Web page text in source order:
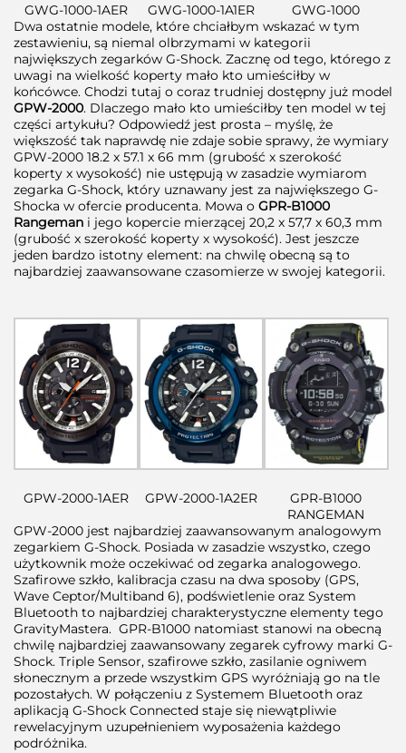
GWG-1000-1AER GWG-1000-1A1ER
GWG-1000
Dwa ostatnie modele, które chciałbym wskazać w tym
zestawieniu, są niemal olbrzymami w kategorii
największych zegarków G-Shock. Zacznę od tego, którego z
uwagi na wielkość koperty mało kto umieściłby w
końcówce. Chodzi tutaj o coraz trudniej dostępny już model
GPW-2000. Dlaczego mało kto umieściłby ten model w tej
części artykułu? Odpowiedź jest prosta – myślę, że
większość tak naprawdę nie zdaje sobie sprawy, że wymiary
GPW-2000 18.2 x 57.1 x 66 mm (grubość x szerokość
koperty x wysokość) nie ustępują w zasadzie wymiarom
zegarka G-Shock, który uznawany jest za największego G-
Shocka w ofercie producenta. Mowa o GPR-B1000
Rangeman i jego kopercie mierzącej 20,2 x 57,7 x 60,3 mm
(grubość x szerokość koperty x wysokość). Jest jeszcze
jeden bardzo istotny element: na chwilę obecną są to
najbardziej zaawansowane czasomierze w swojej kategorii.
GPW-2000-1AER GPW-2000-1A2ER
GPR-B1000
RANGEMAN
GPW-2000 jest najbardziej zaawansowanym analogowym
zegarkiem G-Shock. Posiada w zasadzie wszystko, czego
użytkownik może oczekiwać od zegarka analogowego.
Szafirowe szkło, kalibracja czasu na dwa sposoby (GPS,
Wave Ceptor/Multiband 6), podświetlenie oraz System
Bluetooth to najbardziej charakterystyczne elementy tego
GravityMastera. GPR-B1000 natomiast stanowi na obecną
chwilę najbardziej zaawansowany zegarek cyfrowy marki G-
Shock. Triple Sensor, szafirowe szkło, zasilanie ogniwem
słonecznym a przede wszystkim GPS wyróżniają go na tle
pozostałych. W połączeniu z Systemem Bluetooth oraz
aplikacją G-Shock Connected staje się niewątpliwie
rewelacyjnym uzupełnieniem wyposażenia każdego
podróżnika.